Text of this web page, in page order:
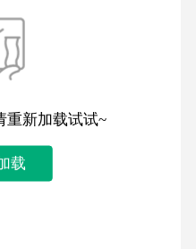
重新加载试试~
载